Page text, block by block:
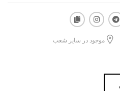
موجود در سایر شعب